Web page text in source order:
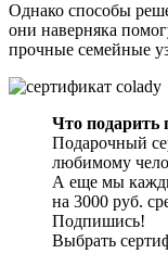
Однако способы
они наверняка
прочные семейные
Что подарить
Подарочный
любимому
А еще мы
на 3000 руб.
Подпишись!
Выбрать